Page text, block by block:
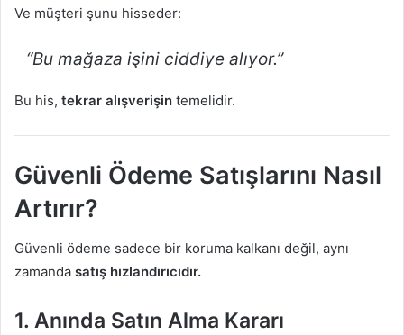
Ve müşteri şunu hisseder:
“Bu mağaza işini ciddiye alıyor.”
Bu his, tekrar alışverişin temelidir.
Güvenli Ödeme Satışlarını Nasıl
Artırır?
Güvenli ödeme sadece bir koruma kalkanı değil, aynı
zamanda satış hızlandırıcıdır.
1. Anında Satın Alma Kararı